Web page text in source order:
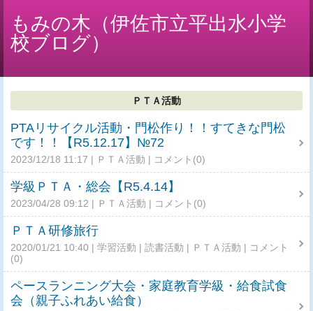
もみの木（伊佐市立平出水小学
校ブログ）
ＰＴＡ活動
PTAリサイクル活動・門松作り！！すてきな門松
です！！【R5.12.17】№72
2023/12/18 11:17 ＰＴＡ活動 コメント(0)
学級ＰＴＡ・総会【R5.4.14】
2023/04/28 09:12 ＰＴＡ活動 コメント(0)
ＰＴＡ研修旅行
2020/01/21 10:40 学習活動 読書活動 ＰＴＡ活動
コメント
(0)
ペースランニング大会・家庭教育学級・給食試食
会（親子ふれあい給食）